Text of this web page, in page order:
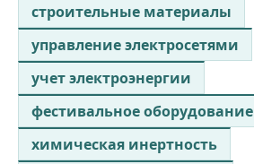
строительные материалы
управление электросетями
учет электроэнергии
фестивальное оборудование
химическая инертность